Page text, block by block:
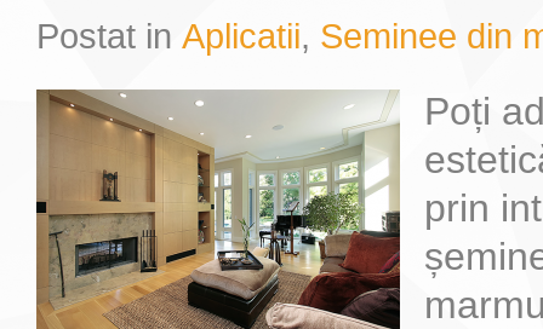
Postat in Aplicatii, Seminee din
Poți
prin